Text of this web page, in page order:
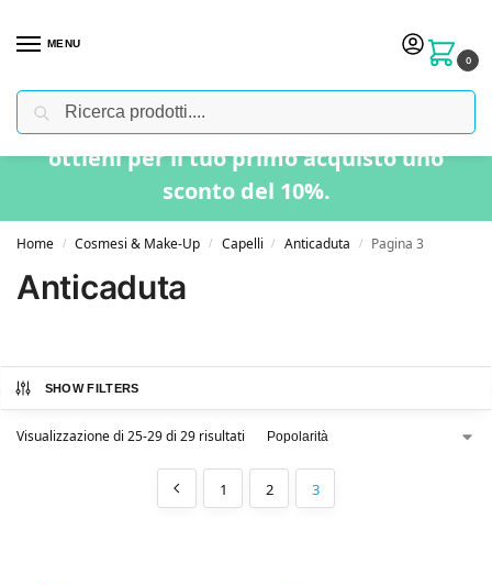
MENU
0
Usa il codice “BENVENUTO” nel carrello e
ottieni per il tuo primo acquisto uno
sconto del 10%.
Home / Cosmesi & Make-Up / Capelli / Anticaduta / Pagina 3
Anticaduta
SHOW FILTERS
Visualizzazione di 25-29 di 29 risultati
1 2 3